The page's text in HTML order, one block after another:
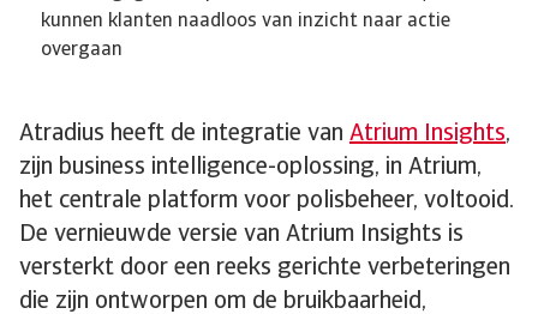
Atradius heeft de integratie van Atrium Insights,
zijn business intelligence-oplossing, in Atrium,
het centrale platform voor polisbeheer, voltooid.
De vernieuwde versie van Atrium Insights is
versterkt door een reeks gerichte verbeteringen
die zijn ontworpen om de bruikbaarheid,
kunnen klanten naadloos van inzicht naar actie
overgaan